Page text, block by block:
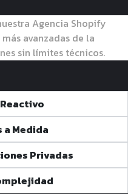
Agencia Shopify
avanzadas de la
sin límites técnicos.
a Medida
Privadas